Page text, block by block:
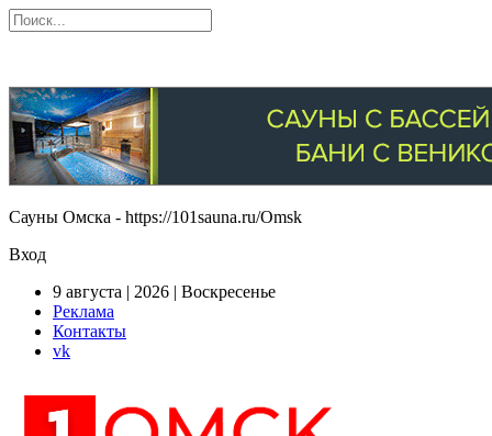
Сауны Омска - https://101sauna.ru/Omsk
Вход
9 августа | 2026 | Воскресенье
Реклама
Контакты
vk